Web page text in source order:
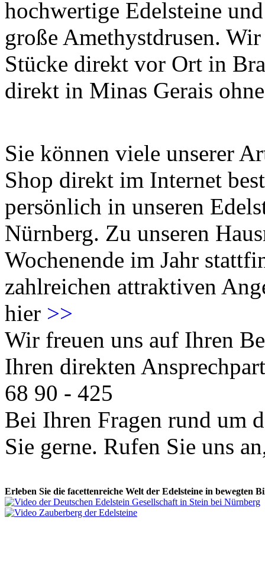
hochwertige Edelsteine
große Amethystdrusen.
Stücke direkt vor Ort in
direkt in Minas Gerais
Sie können viele unserer
Shop direkt im Internet
persönlich in unseren
Nürnberg. Zu unseren
Wochenende im Jahr
zahlreichen attraktiven
hier >>
Wir freuen uns auf Ihren
Ihren direkten
68 90 - 425
Bei Ihren Fragen rund um
Sie gerne. Rufen Sie uns
Erleben Sie die facettenreiche Welt der Edelsteine in bewegten